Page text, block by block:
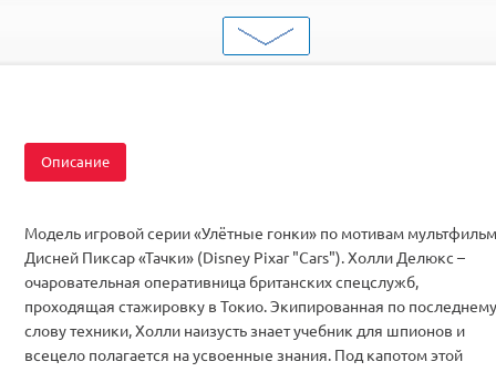
Транспорт и бронетехника
Описание
Модель игровой серии «Улётные гонки» по мотивам
Дисней Пиксар «Тачки» (Disney Pixar "Cars"). Холли Делюкс –
очаровательная оперативница британских спецслужб,
проходящая стажировку в Токио. Экипированная по последнему
слову техники, Холли наизусть знает учебник для шпионов и
всецело полагается на усвоенные знания. Под капотом этой